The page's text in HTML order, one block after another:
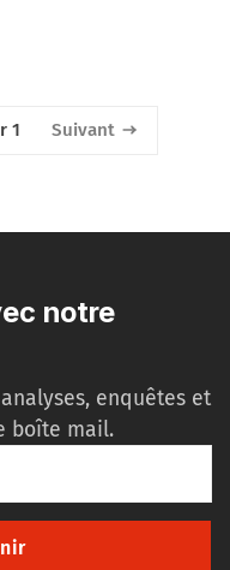
1 Suivant
notre
enquêtes et
boîte mail.